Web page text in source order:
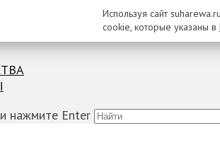
нажмите Enter
Используя сайт
cookie, которые указаны в